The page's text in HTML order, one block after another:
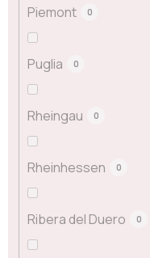
Piemont 0
Puglia 0
Rheingau 0
Rheinhessen 0
Ribera del Duero 0